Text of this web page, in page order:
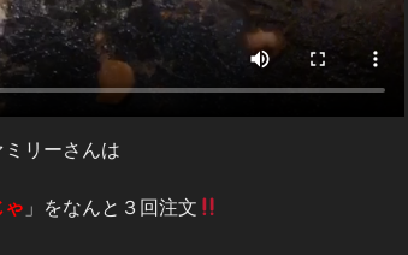
リーさんは
ゃ 」をなんと３回注文